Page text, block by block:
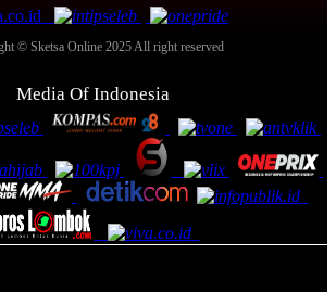
© Sketsa Online 2025 All right reserved
Media Of Indonesia